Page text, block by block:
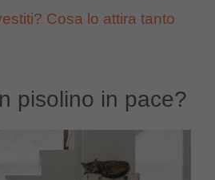
Cosa lo attira tanto
pisolino in pace?